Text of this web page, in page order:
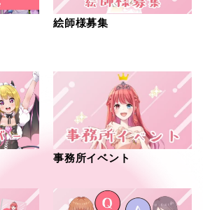
絵師様募集
事務所イベント